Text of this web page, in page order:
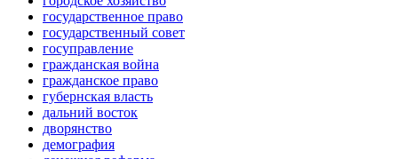
государственное право
государственный совет
госуправление
гражданская война
гражданское право
губернская власть
дальний восток
дворянство
демография